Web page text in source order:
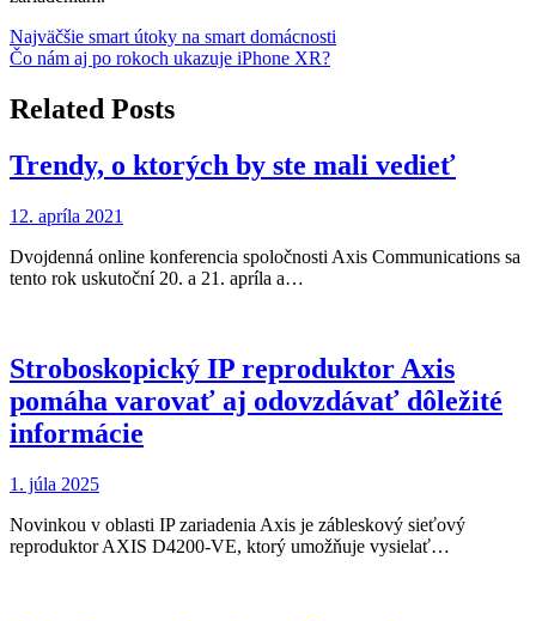
Navigácia
v
článku
Najväčšie smart útoky na smart domácnosti
Čo nám aj po rokoch ukazuje iPhone XR?
Related Posts
Trendy, o ktorých by ste mali vedieť
12. apríla 2021
Dvojdenná online konferencia spoločnosti Axis Communications sa
tento rok uskutoční 20. a 21. apríla a…
Stroboskopický IP reproduktor Axis
pomáha varovať aj odovzdávať dôležité
informácie
1. júla 2025
Novinkou v oblasti IP zariadenia Axis je zábleskový sieťový
reproduktor AXIS D4200-VE, ktorý umožňuje vysielať…